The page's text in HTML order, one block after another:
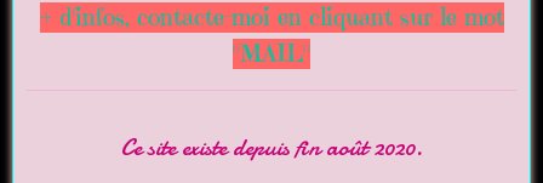
+ d'infos, contacte-moi en cliquant sur le mot
"MAIL"
Ce site existe depuis fin août 2020.